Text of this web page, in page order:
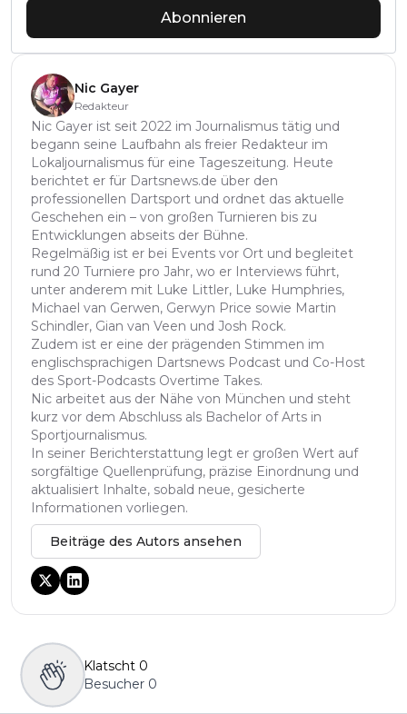
Abonnieren
Nic Gayer
Redakteur
Nic Gayer ist seit 2022 im Journalismus tätig und
begann seine Laufbahn als freier Redakteur im
Lokaljournalismus für eine Tageszeitung. Heute
berichtet er für Dartsnews.de über den
professionellen Dartsport und ordnet das aktuelle
Geschehen ein – von großen Turnieren bis zu
Entwicklungen abseits der Bühne.
Regelmäßig ist er bei Events vor Ort und begleitet
rund 20 Turniere pro Jahr, wo er Interviews führt,
unter anderem mit Luke Littler, Luke Humphries,
Michael van Gerwen, Gerwyn Price sowie Martin
Schindler, Gian van Veen und Josh Rock.
Zudem ist er eine der prägenden Stimmen im
englischsprachigen Dartsnews Podcast und Co-Host
des Sport-Podcasts Overtime Takes.
Nic arbeitet aus der Nähe von München und steht
kurz vor dem Abschluss als Bachelor of Arts in
Sportjournalismus.
In seiner Berichterstattung legt er großen Wert auf
sorgfältige Quellenprüfung, präzise Einordnung und
aktualisiert Inhalte, sobald neue, gesicherte
Informationen vorliegen.
Beiträge des Autors ansehen
Klatscht 0
Besucher 0